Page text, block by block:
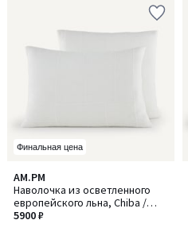
Финальная цена
AM.PM
Наволочка из осветленного
европейского льна, Chiba /
Шиба
5900 ₽
4,3
/ 5